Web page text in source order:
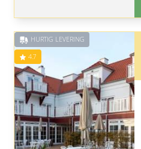
HURTIG LEVERING
4.7